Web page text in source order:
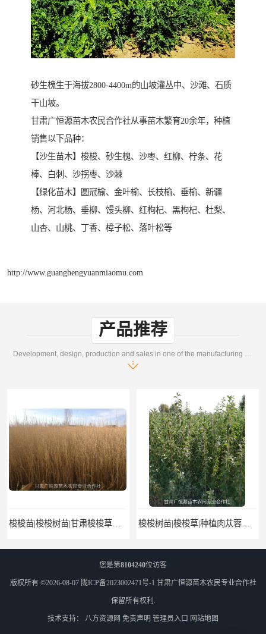
砂生槐生于海拔2800-4400m的山坡灌丛中、沙滩、石质
干山坡。
甘肃广恒源苗木农民合作社从事苗木繁育20余年，种植
销售以下品种：
【沙生苗木】梭梭、砂生槐、沙枣、红柳、柠条、花
棒、白刺、沙拐枣、沙棘
【绿化苗木】圆冠榆、金叶榆、长枝榆、垂榆、新疆
杨、河北杨、垂柳、馒头柳、红枸杞、黑枸杞、杜梨、
山杏、山桃、丁香、樟子松、落叶松等
http://www.guanghengyuanmiaomu.com
产品推荐
您是第8104240位访客
版权所有 ©2026-08-07 陇ICP备2023002471号-1 甘肃广恒源苗木农民专业合作社
保留所有权利.
技术支持： 八方资源网 免责声明 管理员入口 网站地图